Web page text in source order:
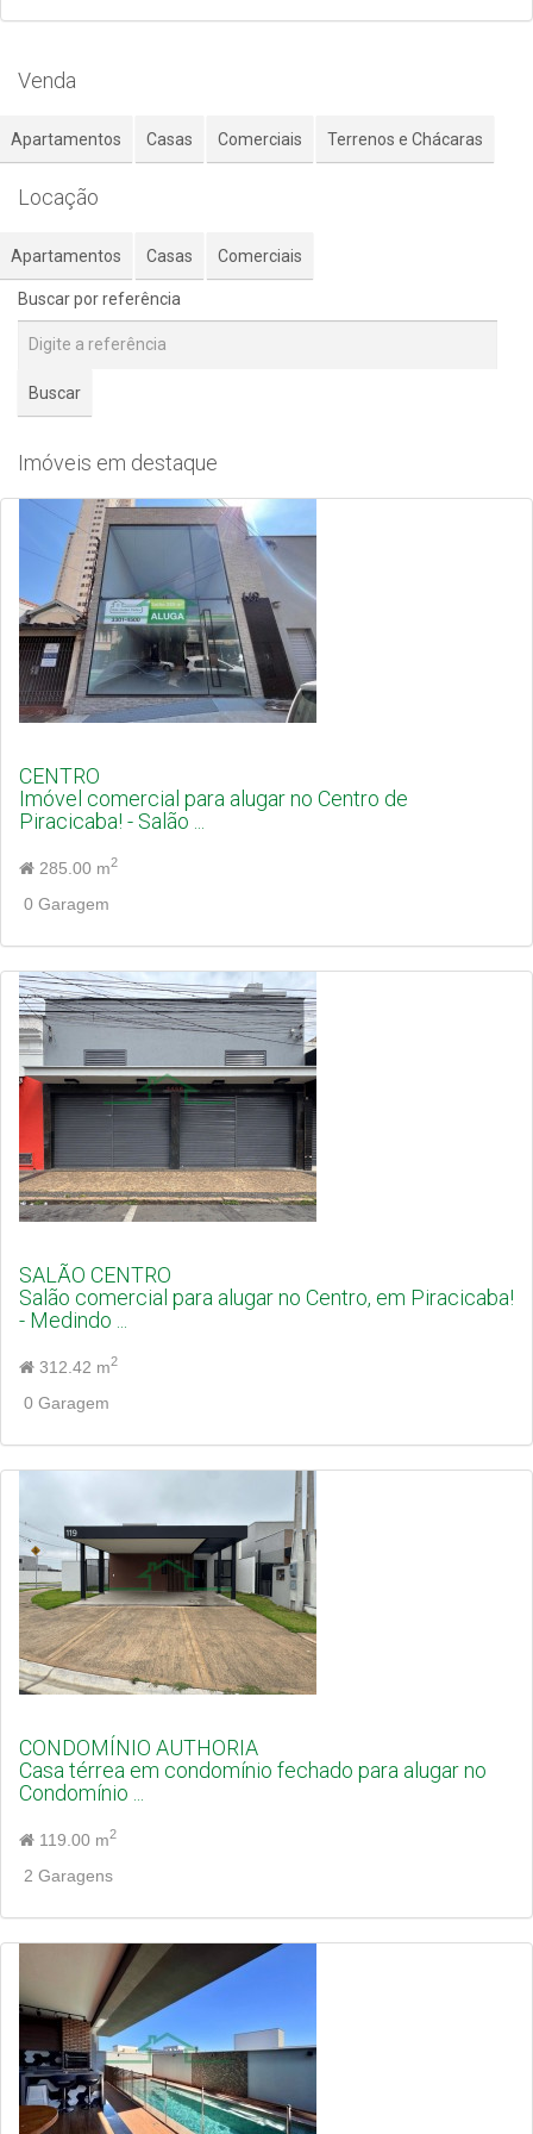
Venda
Apartamentos Casas Comerciais Terrenos e Chácaras
Locação
Apartamentos Casas Comerciais
Buscar por referência
Buscar
Imóveis em destaque
CENTRO
Imóvel comercial para alugar no Centro de
Piracicaba! - Salão ...
285.00 m2
0 Garagem
SALÃO CENTRO
Salão comercial para alugar no Centro, em Piracicaba!
- Medindo ...
312.42 m2
0 Garagem
CONDOMÍNIO AUTHORIA
Casa térrea em condomínio fechado para alugar no
Condomínio ...
119.00 m2
2 Garagens